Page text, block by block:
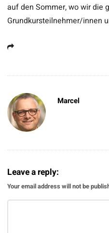
auf den Sommer, wo wir die
Grundkursteilnehmer/innen
Marcel
Leave a reply:
Your email address will not be